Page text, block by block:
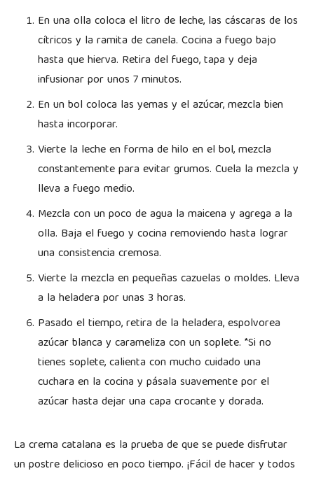
En una olla coloca el litro de leche, las cáscaras de los
cítricos y la ramita de canela. Cocina a fuego bajo
hasta que hierva. Retira del fuego, tapa y deja
infusionar por unos 7 minutos.
En un bol coloca las yemas y el azúcar, mezcla bien
hasta incorporar.
Vierte la leche en forma de hilo en el bol, mezcla
constantemente para evitar grumos. Cuela la mezcla y
lleva a fuego medio.
Mezcla con un poco de agua la maicena y agrega a la
olla. Baja el fuego y cocina removiendo hasta lograr
una consistencia cremosa.
Vierte la mezcla en pequeñas cazuelas o moldes. Lleva
a la heladera por unas 3 horas.
Pasado el tiempo, retira de la heladera, espolvorea
azúcar blanca y carameliza con un soplete. *Si no
tienes soplete, calienta con mucho cuidado una
cuchara en la cocina y pásala suavemente por el
azúcar hasta dejar una capa crocante y dorada.
La crema catalana es la prueba de que se puede disfrutar
un postre delicioso en poco tiempo. ¡Fácil de hacer y todos